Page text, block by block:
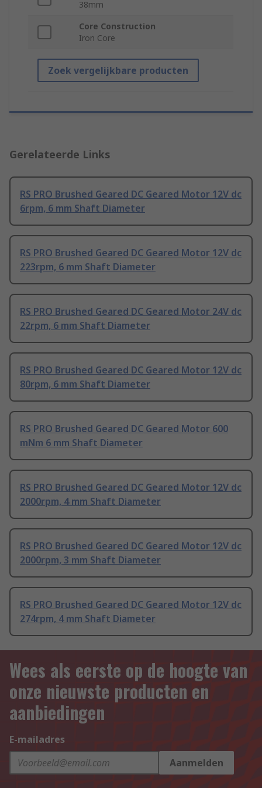
38mm
Core Construction
Iron Core
Zoek vergelijkbare producten
Gerelateerde Links
RS PRO Brushed Geared DC Geared Motor 12V dc
6rpm, 6 mm Shaft Diameter
RS PRO Brushed Geared DC Geared Motor 12V dc
223rpm, 6 mm Shaft Diameter
RS PRO Brushed Geared DC Geared Motor 24V dc
22rpm, 6 mm Shaft Diameter
RS PRO Brushed Geared DC Geared Motor 12V dc
80rpm, 6 mm Shaft Diameter
RS PRO Brushed Geared DC Geared Motor 600
mNm 6 mm Shaft Diameter
RS PRO Brushed Geared DC Geared Motor 12V dc
2000rpm, 4 mm Shaft Diameter
RS PRO Brushed Geared DC Geared Motor 12V dc
2000rpm, 3 mm Shaft Diameter
RS PRO Brushed Geared DC Geared Motor 12V dc
274rpm, 4 mm Shaft Diameter
Wees als eerste op de hoogte van
onze nieuwste producten en
aanbiedingen
E-mailadres
Aanmelden